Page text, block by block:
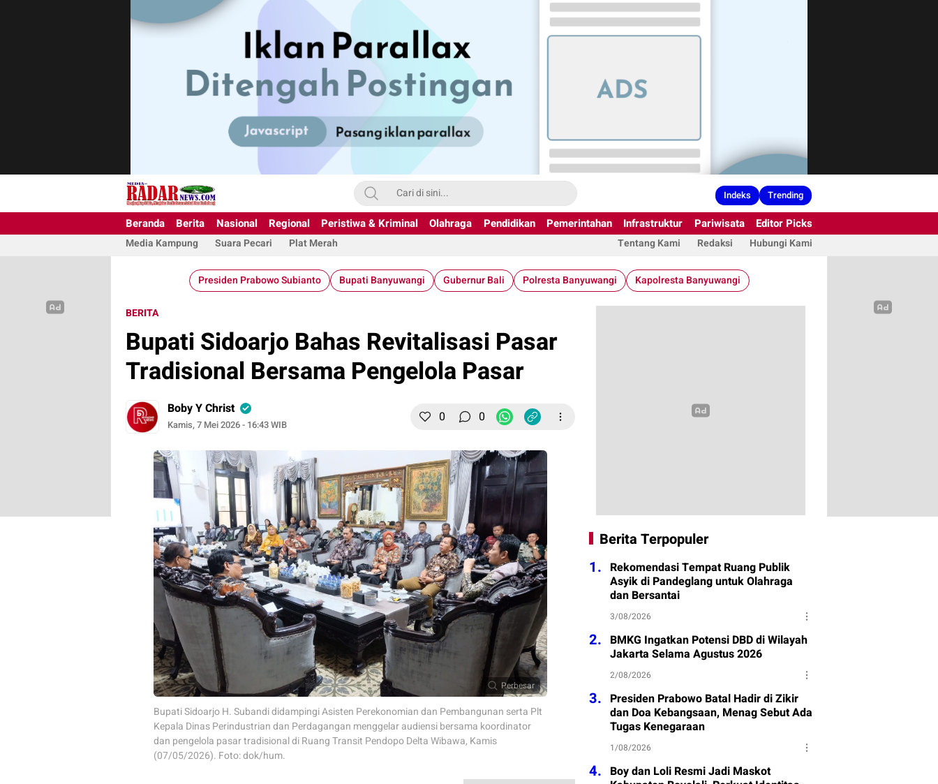
Indeks Trending
Beranda Berita Nasional Regional Peristiwa & Kriminal Olahraga Pendidikan Pemerintahan Infrastruktur Pariwisata Editor Picks
Media Kampung Suara Pecari Plat Merah Tentang Kami Redaksi Hubungi Kami
Presiden Prabowo Subianto Bupati Banyuwangi Gubernur Bali Polresta Banyuwangi Kapolresta Banyuwangi
BERITA
Bupati Sidoarjo Bahas Revitalisasi Pasar
Tradisional Bersama Pengelola Pasar
Boby Y Christ
Kamis, 7 Mei 2026 - 16:43 WIB 0 0
Perbesar
Bupati Sidoarjo H. Subandi didampingi Asisten Perekonomian dan Pembangunan serta Plt
Kepala Dinas Perindustrian dan Perdagangan menggelar audiensi bersama koordinator
dan pengelola pasar tradisional di Ruang Transit Pendopo Delta Wibawa, Kamis
(07/05/2026). Foto: dok/hum.
Berita Terpopuler
1. Rekomendasi Tempat Ruang Publik
Asyik di Pandeglang untuk Olahraga
dan Bersantai
3/08/2026
2. BMKG Ingatkan Potensi DBD di Wilayah
Jakarta Selama Agustus 2026
2/08/2026
3. Presiden Prabowo Batal Hadir di Zikir
dan Doa Kebangsaan, Menag Sebut Ada
Tugas Kenegaraan
1/08/2026
4. Boy dan Loli Resmi Jadi Maskot